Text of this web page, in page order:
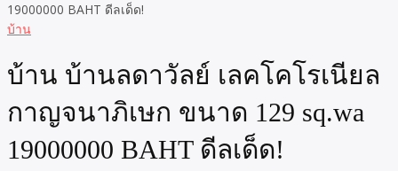
บ้าน
บ้าน บ้านลดาวัลย์ เลคโคโรเนียล
กาญจนาภิเษก ขนาด 129 sq.wa
19000000 BAHT ดีลเด็ด!